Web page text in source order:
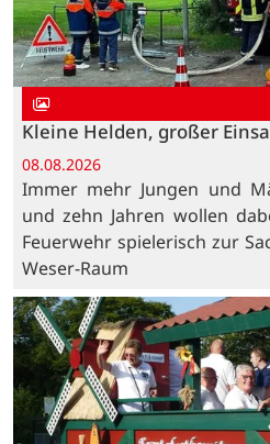
Kleine Helden, großer
08.08.2026
Immer mehr Jungen und
und zehn Jahren wollen
Feuerwehr spielerisch zur
Weser-Raum